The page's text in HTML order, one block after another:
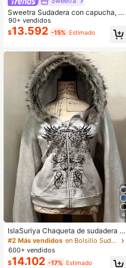
Sweetra Sudadera con capucha, ci
ntura ceñida y mangas largas para
mujer, color marrón, para otoño/invi
erno
90+ vendidos
$13.592 -15% Estimado
4
IslaSuriya Chaqueta de sudadera c
orta popular para mujer
#2 Más vendidos
en Bolsillo Sudaderas de mujer
600+ vendidos
$14.102 -17% Estimado